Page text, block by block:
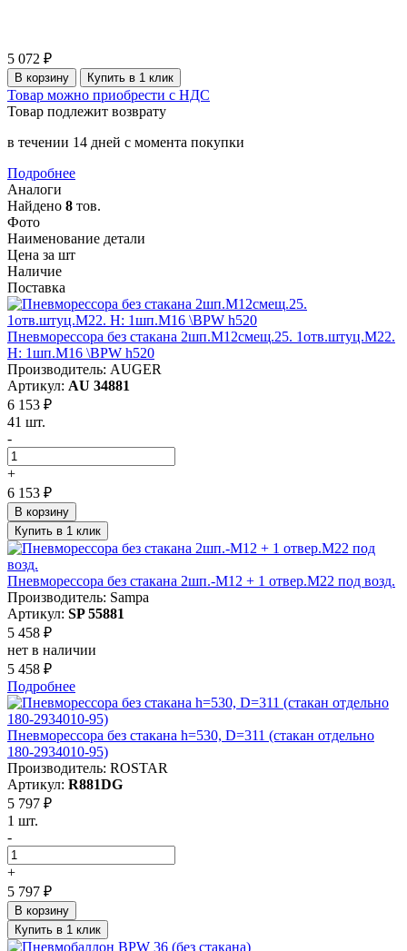
5 072 ₽
В корзину Купить в 1 клик
Товар можно приобрести с НДС
Товар подлежит возврату
в течении 14 дней с момента покупки
Подробнее
Аналоги
Найдено 8 тов.
Фото
Наименование детали
Цена за шт
Наличие
Поставка
Пневморессора без стакана 2шп.M12смещ.25. 1отв.штуц.M22.
Н: 1шп.M16 \BPW h520
Производитель: AUGER
Артикул: AU 34881
6 153 ₽
41 шт.
-
+
6 153 ₽
В корзину
Купить в 1 клик
Пневморессора без стакана 2шп.-M12 + 1 отвер.M22 под возд.
Производитель: Sampa
Артикул: SP 55881
5 458 ₽
нет в наличии
5 458 ₽
Подробнее
Пневморессора без стакана h=530, D=311 (стакан отдельно
180-2934010-95)
Производитель: ROSTAR
Артикул: R881DG
5 797 ₽
1 шт.
-
+
5 797 ₽
В корзину
Купить в 1 клик